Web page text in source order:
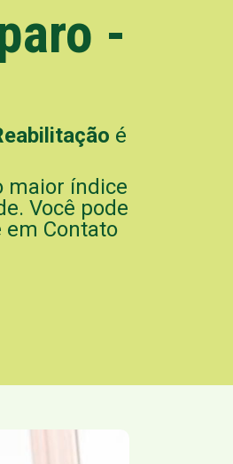
-
é
maior índice
Você pode
Contato